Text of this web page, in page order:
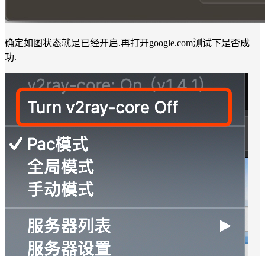
确定如图状态就是已经开启.再打开google.com测试下是否成
功.